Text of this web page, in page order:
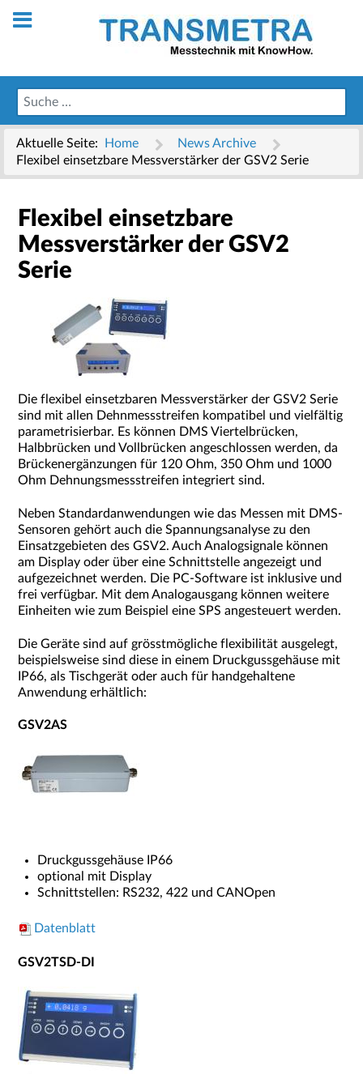
Aktuelle Seite: Home
News Archive
Flexibel einsetzbare Messverstärker der GSV2 Serie
Flexibel einsetzbare
Messverstärker der GSV2
Serie
Die flexibel einsetzbaren Messverstärker der GSV2 Serie
sind mit allen Dehnmessstreifen kompatibel und vielfältig
parametrisierbar. Es können DMS Viertelbrücken,
Halbbrücken und Vollbrücken angeschlossen werden, da
Brückenergänzungen für 120 Ohm, 350 Ohm und 1000
Ohm Dehnungsmessstreifen integriert sind.
Neben Standardanwendungen wie das Messen mit DMS-
Sensoren gehört auch die Spannungsanalyse zu den
Einsatzgebieten des GSV2. Auch Analogsignale können
am Display oder über eine Schnittstelle angezeigt und
aufgezeichnet werden. Die PC-Software ist inklusive und
frei verfügbar. Mit dem Analogausgang können weitere
Einheiten wie zum Beispiel eine SPS angesteuert werden.
Die Geräte sind auf grösstmögliche flexibilität ausgelegt,
beispielsweise sind diese in einem Druckgussgehäuse mit
IP66, als Tischgerät oder auch für handgehaltene
Anwendung erhältlich:
GSV2AS
Druckgussgehäuse IP66
optional mit Display
Schnittstellen: RS232, 422 und CANOpen
Datenblatt
GSV2TSD-DI